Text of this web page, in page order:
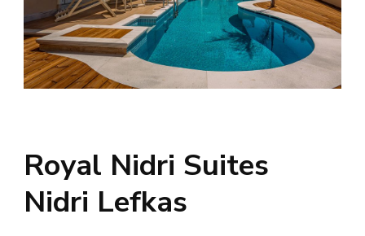
Royal Nidri Suites
Nidri Lefkas